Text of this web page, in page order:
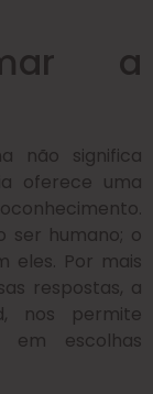
a
não significa
oferece uma
ser humano; o
eles. Por mais
respostas, a
nos permite
em escolhas